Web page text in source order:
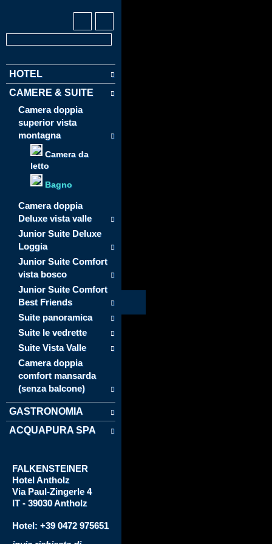
HOTEL
CAMERE & SUITE
Camera doppia
superior vista
montagna
Camera da
letto
Bagno
Camera doppia
Deluxe vista valle
Junior Suite Deluxe
Loggia
Junior Suite Comfort
vista bosco
Junior Suite Comfort
Best Friends
Suite panoramica
Suite le vedrette
Suite Vista Valle
Camera doppia
comfort mansarda
(senza balcone)
GASTRONOMIA
ACQUAPURA SPA
FALKENSTEINER
HotelAntholz
Via Paul-Zingerle 4
IT - 39030 Antholz
Hotel: +39 0472 975651